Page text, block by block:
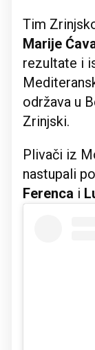
Tim
Marije
rezultate i
održava u
Zrinjski.
Plivači iz
nastupali
Ferenca i